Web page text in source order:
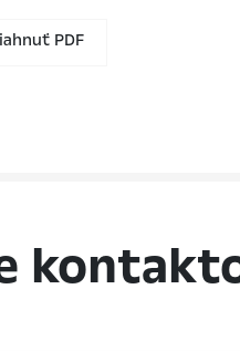
PDF